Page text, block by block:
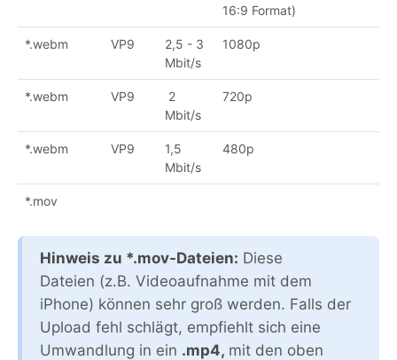
16:9 Format)
*.webm VP9
2,5 - 3
Mbit/s
1080p
*.webm VP9
2
Mbit/s
720p
*.webm VP9
1,5
Mbit/s
480p
*.mov
Hinweis zu *.mov-Dateien: Diese
Dateien (z.B. Videoaufnahme mit dem
iPhone) können sehr groß werden. Falls der
Upload fehl schlägt, empfiehlt sich eine
Umwandlung in ein .mp4, mit den oben